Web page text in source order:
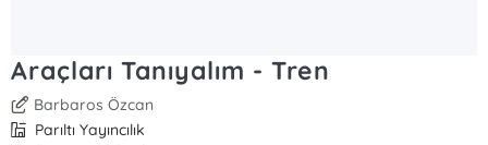
Araçları Tanıyalım - Tren
Barbaros Özcan
Parıltı Yayıncılık